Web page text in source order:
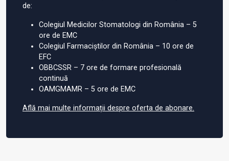
de:
Colegiul Medicilor Stomatologi din România – 5
ore de EMC
Colegiul Farmaciștilor din România – 10 ore de
EFC
OBBCSSR – 7 ore de formare profesională
continuă
OAMGMAMR – 5 ore de EMC
Află mai multe informații despre oferta de abonare.